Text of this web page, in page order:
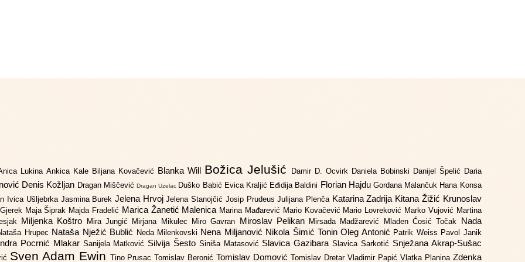
Lukina Ankica Kale Biljana Kovačević Blanka Will Božica Jelušić Damir D. Ocvirk Daniela Bobinski Danijel Špelić Daria
Denis Kožljan Dragan MiščevićDragan Uzelac Duško Babić Evica Kraljić Eđidija Baldini Florian Hajdu Gordana Malančuk Hana Konsa
Ivica Ušljebrka Jasmina BurekJelena HrvojJelena Stanojčić Josip PrudeusJulijana Plenča Katarina Zadrija Kitana Žižić Krunoslav
Maja Šiprak Majda Fradelić Marica Žanetić Malenica Marina Mađarević Mario Kovačević Mario Lovreković Marko Vujović Martina
Miljenka Koštro Mira Jungić Mirjana Mikulec Miro Gavran Miroslav Pelikan Mirsada Madžarević Mladen Ćosić Točak Nada
Hrupec Nataša Nježić Bublić Neda Milenkovski Nena Miljanović Nikola Šimić ToninOleg Antonić Patrik Weiss Pavol Janik
Pocrnić Mlakar Sanijela Matković Silvija Šesto Siniša Matasović Slavica GazibaraSlavica Sarkotić Snježana Akrap-Sušac
Sven Adam Ewin Tino PrusacTomislav Beronić Tomislav DomovićTomislav Dretar Vladimir Papić Vlatka Planina Zdenka